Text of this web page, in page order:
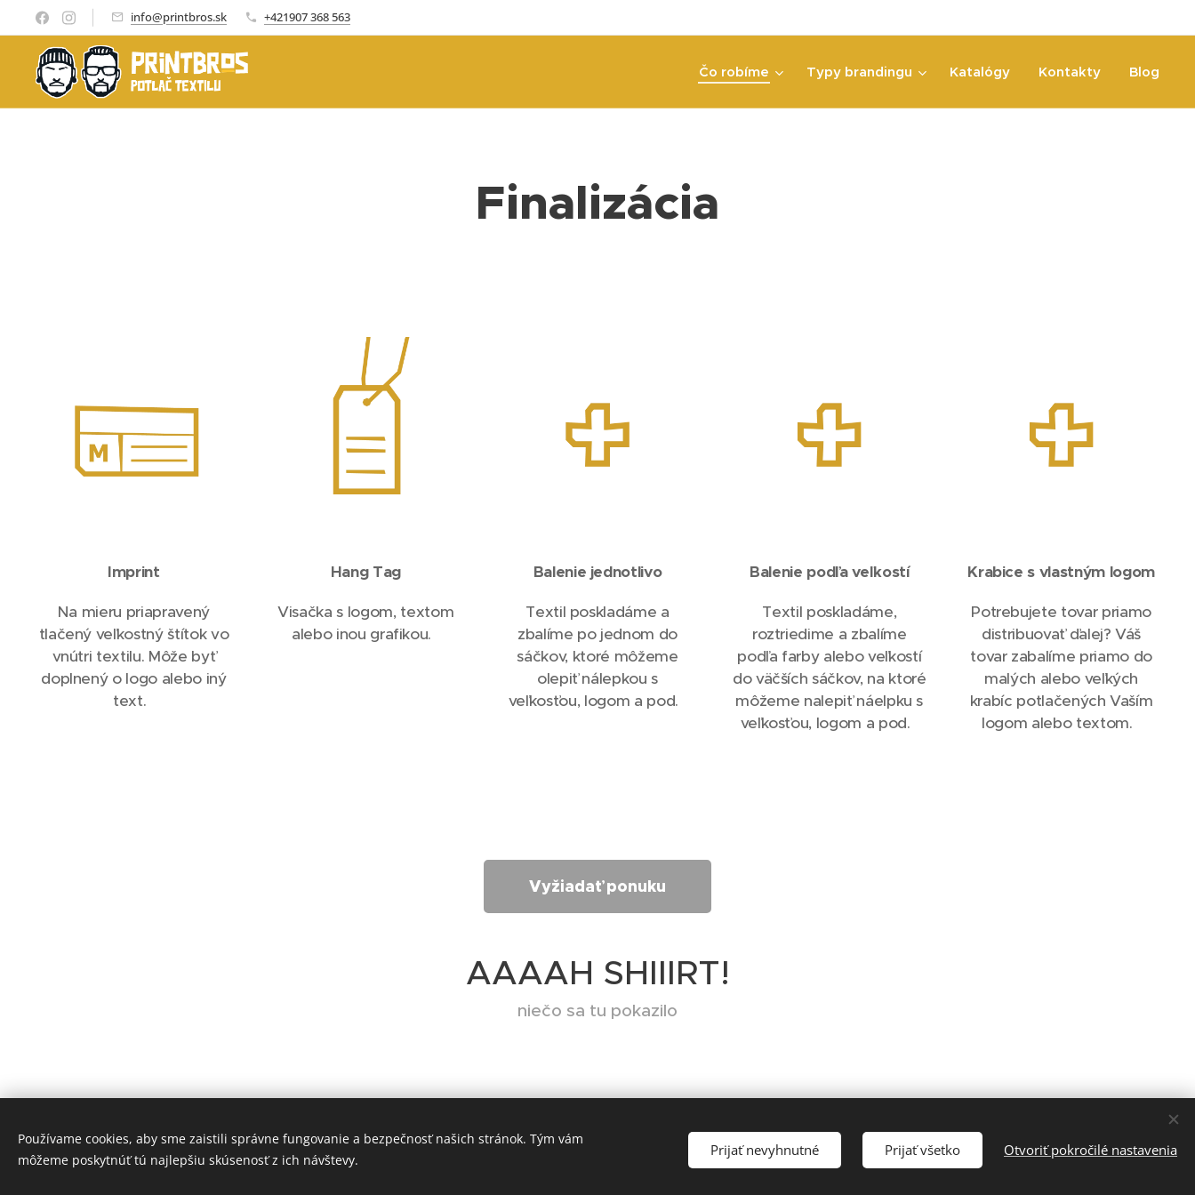
info@printbros.sk +421907 368 563
Čo robíme Typy brandingu Katalógy Kontakty Blog
Finalizácia
Imprint
Na mieru priapravený
tlačený veľkostný štítok vo
vnútri textilu. Môže byť
doplnený o logo alebo iný
text.
Hang Tag
Visačka s logom, textom
alebo inou grafikou.
Balenie jednotlivo
Textil poskladáme a
zbalíme po jednom do
sáčkov, ktoré môžeme
olepiť nálepkou s
veľkosťou, logom a pod.
Balenie podľa veľkostí
Textil poskladáme,
roztriedime a zbalíme
podľa farby alebo veľkostí
do väčších sáčkov, na ktoré
môžeme nalepiť náelpku s
veľkosťou, logom a pod.
Krabice s vlastným logom
Potrebujete tovar priamo
distribuovať ďalej? Váš
tovar zabalíme priamo do
malých alebo veľkých
krabíc potlačených Vaším
logom alebo textom.
Vyžiadať ponuku
AAAAH SHIIIRT!
niečo sa tu pokazilo
© 2026 PRINTBROS Potlač reklamného textilu, pracovných odevov a reklamných predmetov
Používame cookies, aby sme zaistili správne fungovanie a bezpečnosť našich stránok. Tým vám
môžeme poskytnúť tú najlepšiu skúsenosť z ich návštevy.
Prijať nevyhnutné Prijať všetko Otvoriť pokročilé nastavenia